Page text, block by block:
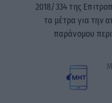
2018/334 της
τα μέτρα για την
παράνομου